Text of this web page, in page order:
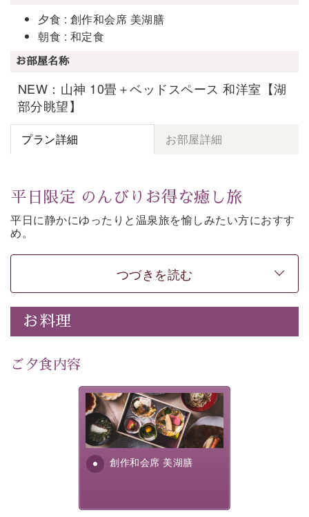
夕食 : 創作和会席 美湖膳
朝食 : 和定食
お部屋名称
NEW：山神 10畳＋ベッドスペース 和洋室【湖
部分眺望】
プラン詳細 お部屋詳細
平日限定 のんびりお得な癒し旅
平日に静かにゆったりと温泉旅を愉しみたい方におすす
め。
い。
どなたでもお得にご予約できます。
-----------【安心への取り組み】----------
個室料亭、貸切風呂のご利用が可能な上、 安心安全にご
滞在いただけるよう
徹底した衛生管理を行っております。
---------------------------------------------
【公式限定価格】 通常料金よりお一人様1100円引き
・朝夕個室料亭で個室食
・館内着をご用意
つづきを読む
お料理
ご夕食内容
創作和会席 美湖膳
美湖膳とは諏訪の地で特別を
提供する為に料理長・神原 裕
明が考え出した創作和会席で
す。美しい諏訪湖の幸...